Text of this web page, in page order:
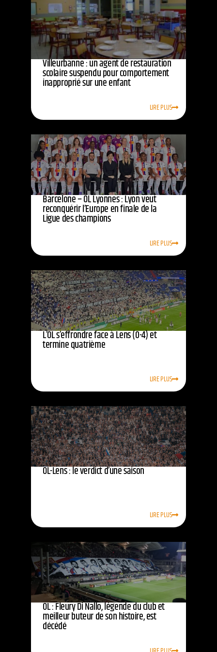
Villeurbanne : un agent de restauration
scolaire suspendu pour comportement
inapproprié sur une enfant
LIRE PLUS
Barcelone – OL Lyonnes : Lyon veut
reconquérir l’Europe en finale de la
Ligue des champions
LIRE PLUS
L’OL s’effrondre face à Lens (0-4) et
termine quatrième
LIRE PLUS
OL-Lens : le verdict d’une saison
LIRE PLUS
OL : Fleury Di Nallo, légende du club et
meilleur buteur de son histoire, est
décédé